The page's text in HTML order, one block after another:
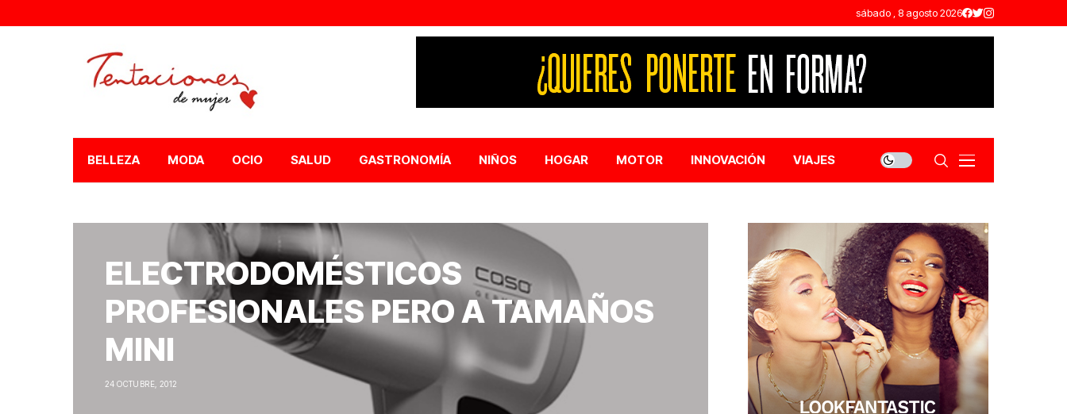
sábado , 8 agosto 2026
BELLEZA MODA OCIO SALUD GASTRONOMÍA NIÑOS HOGAR MOTOR INNOVACIÓN VIAJES
ELECTRODOMÉSTICOS
PROFESIONALES PERO A TAMAÑOS
MINI
24 OCTUBRE, 2012